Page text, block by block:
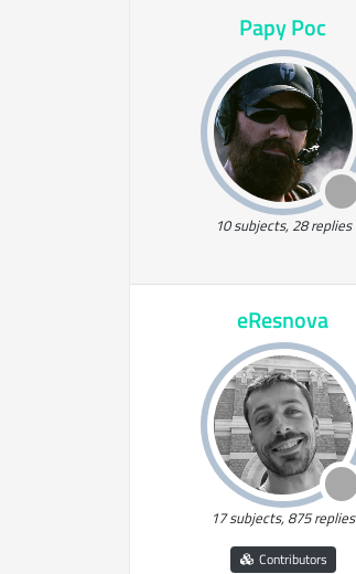
Papy Poc
10 subjects, 28 replies
eResnova
17 subjects, 875 replies
Contributors